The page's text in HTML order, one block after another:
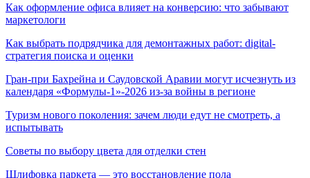
Как оформление офиса влияет на конверсию: что забывают
маркетологи
Как выбрать подрядчика для демонтажных работ: digital-
стратегия поиска и оценки
Гран-при Бахрейна и Саудовской Аравии могут исчезнуть из
календаря «Формулы-1»-2026 из-за войны в регионе
Туризм нового поколения: зачем люди едут не смотреть, а
испытывать
Советы по выбору цвета для отделки стен
Шлифовка паркета — это восстановление пола